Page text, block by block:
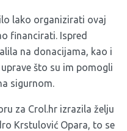
lako organizirati ovaj
financirati. Ispred
na donacijama, kao i
što su im pomogli
sigurnom.
za Crol.hr izrazila želju
Krstulović Opara, to se